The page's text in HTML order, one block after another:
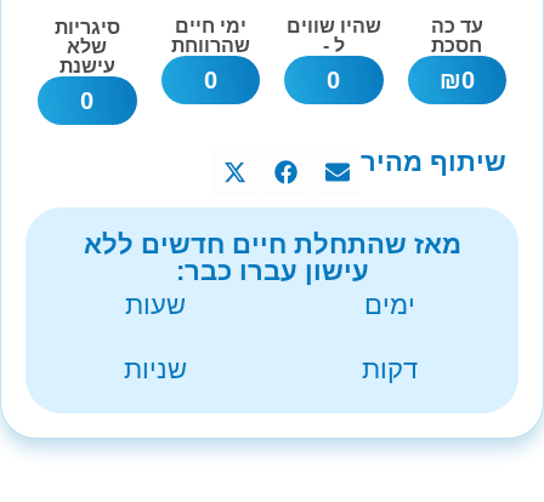
עד כה
חסכת
0
₪
שהיו שווים
ל -
0
ימי חיים
שהרווחת
0
סיגריות
שלא
עישנת
0
שיתוף מהיר
מאז שהתחלת חיים חדשים ללא
עישון עברו כבר:
ימים
שעות
דקות שניות